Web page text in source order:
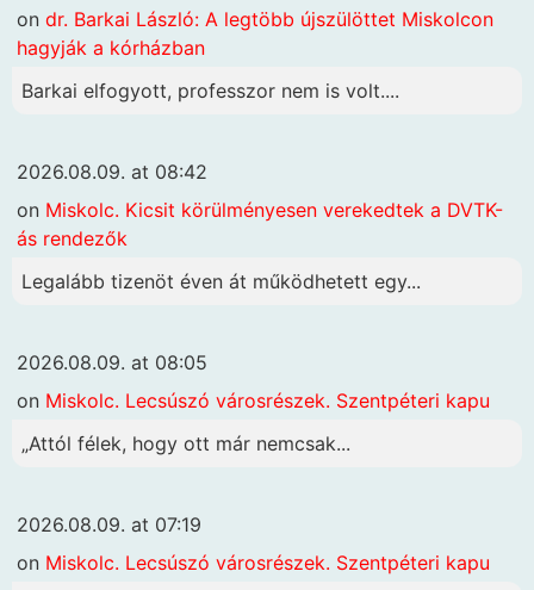
on dr. Barkai László: A legtöbb újszülöttet Miskolcon
hagyják a kórházban
Barkai elfogyott, professzor nem is volt....
2026.08.09. at 08:42
on Miskolc. Kicsit körülményesen verekedtek a DVTK-
ás rendezők
Legalább tizenöt éven át működhetett egy...
2026.08.09. at 08:05
on Miskolc. Lecsúszó városrészek. Szentpéteri kapu
„Attól félek, hogy ott már nemcsak...
2026.08.09. at 07:19
on Miskolc. Lecsúszó városrészek. Szentpéteri kapu